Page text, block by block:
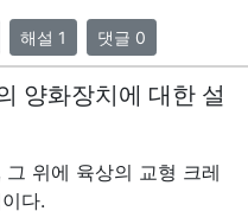
해설 1 댓글 0
양화장치에 대한 설
위에 육상의 교형 크레
다.